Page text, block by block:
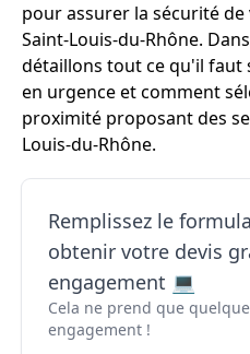
pour assurer la sécurité
Saint-Louis-du-Rhône.
détaillons tout ce qu'il faut
en urgence et comment
proximité proposant des
Louis-du-Rhône.
Remplissez le
obtenir votre devis
engagement 💻
Cela ne prend que
engagement !